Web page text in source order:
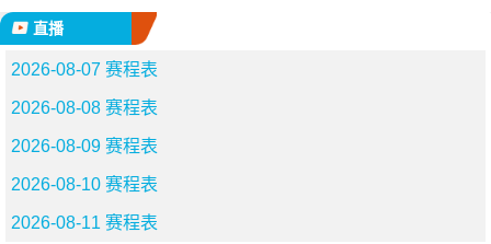
直播
2026-08-07 赛程表
2026-08-08 赛程表
2026-08-09 赛程表
2026-08-10 赛程表
2026-08-11 赛程表